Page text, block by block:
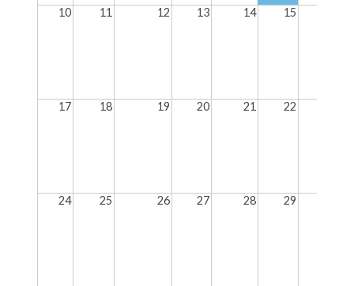
10 11 12 13 14 15
17 18 19 20 21 22
24 25 26 27 28 29